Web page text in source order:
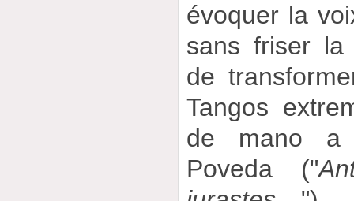
évoquer la
sans friser la
de
Tangos
de mano a
Poveda ("